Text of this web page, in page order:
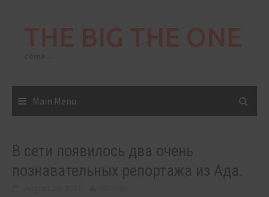
Main Menu
В сети появилось два очень
познавательных репортажа из Ада.